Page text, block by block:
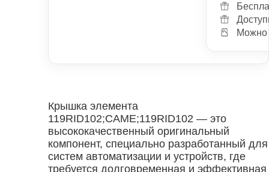
Можно
Крышка элемента
119RID102;CAME;119RID102 — это
высококачественный оригинальный
компонент, специально разработанный для
систем автоматизации и устройств, где
требуется долговременная и эффективная